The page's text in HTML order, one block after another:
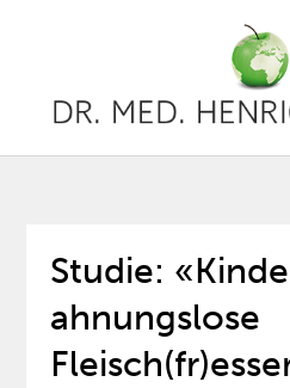
Studie:
ahnungslose